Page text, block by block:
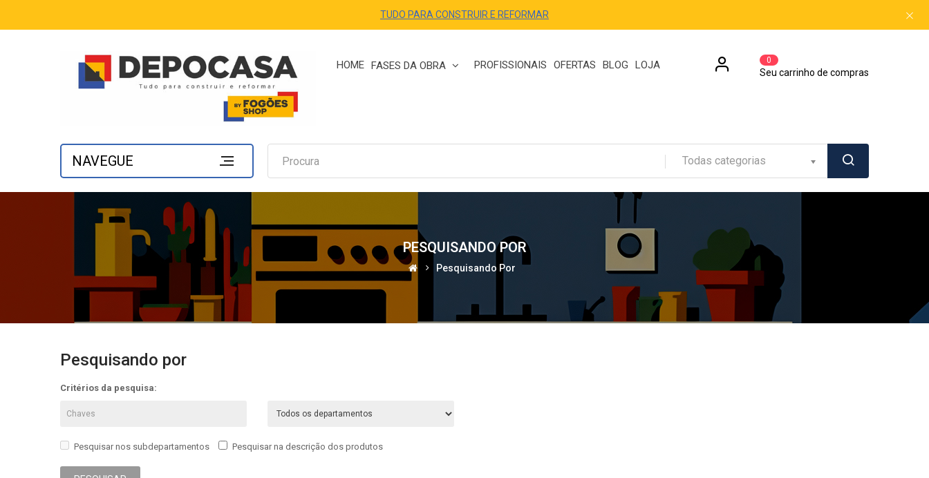
TUDO PARA CONSTRUIR E REFORMAR
HOME FASES DA OBRA PROFISSIONAIS OFERTAS BLOG LOJA
Seu carrinho de compras
0
NAVEGUE Todas categorias
PESQUISANDO POR
Pesquisando Por
Pesquisando por
Critérios da pesquisa:
Pesquisar nos subdepartamentos Pesquisar na descrição dos produtos